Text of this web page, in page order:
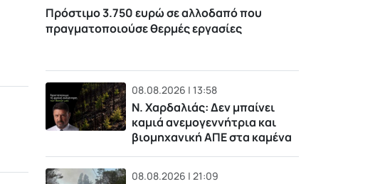
Πρόστιμο 3.750 ευρώ σε αλλοδαπό που
πραγματοποιούσε θερμές εργασίες
08.08.2026 | 13:58
Ν. Χαρδαλιάς: Δεν μπαίνει
καμιά ανεμογεννήτρια και
βιομηχανική ΑΠΕ στα καμένα
08.08.2026 | 21:09